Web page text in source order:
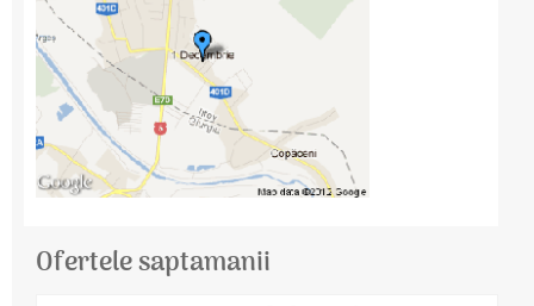
Ofertele saptamanii